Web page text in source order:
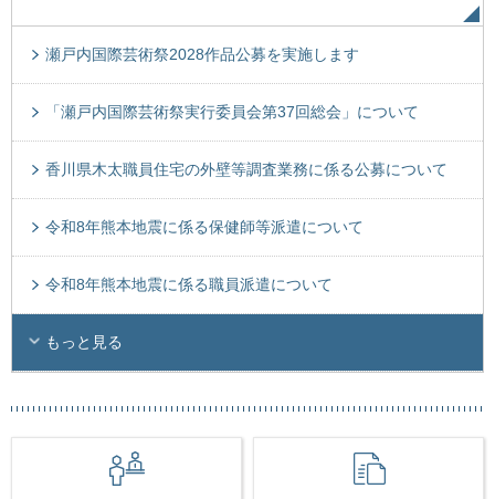
瀬戸内国際芸術祭2028作品公募を実施します
「瀬戸内国際芸術祭実行委員会第37回総会」について
香川県木太職員住宅の外壁等調査業務に係る公募について
令和8年熊本地震に係る保健師等派遣について
令和8年熊本地震に係る職員派遣について
もっと見る